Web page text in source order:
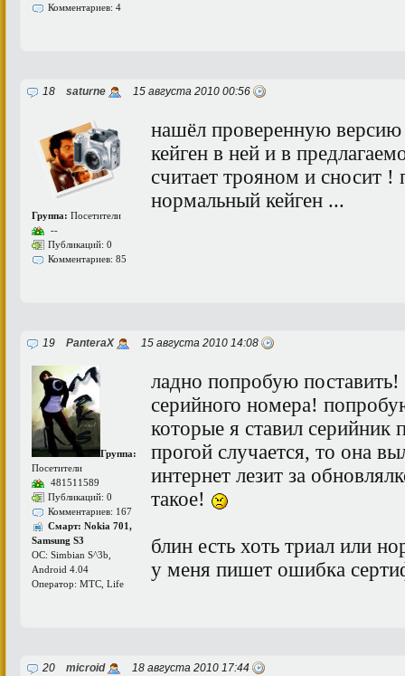
Комментариев: 4
18 saturne 15 августа 2010 00:56
Группа: Посетители
--
Публикаций: 0
Комментариев: 85
нашёл проверенную версию
кейген в ней и в
считает трояном и сносит !
нормальный кейген ...
19 PanteraX 15 августа 2010 14:08
Группа:
Посетители
481511589
Публикаций: 0
Комментариев: 167
Смарт: Nokia 701,
Samsung S3
ОС: Simbian S^3b,
Android 4.04
Оператор: МТС, Life
ладно попробую поставить!
серийного номера!
которые я ставил серийник
прогой случается, то она
интернет лезит за
такое!
блин есть хоть триал или
у меня пишет ошибка
20 microid 18 августа 2010 17:44